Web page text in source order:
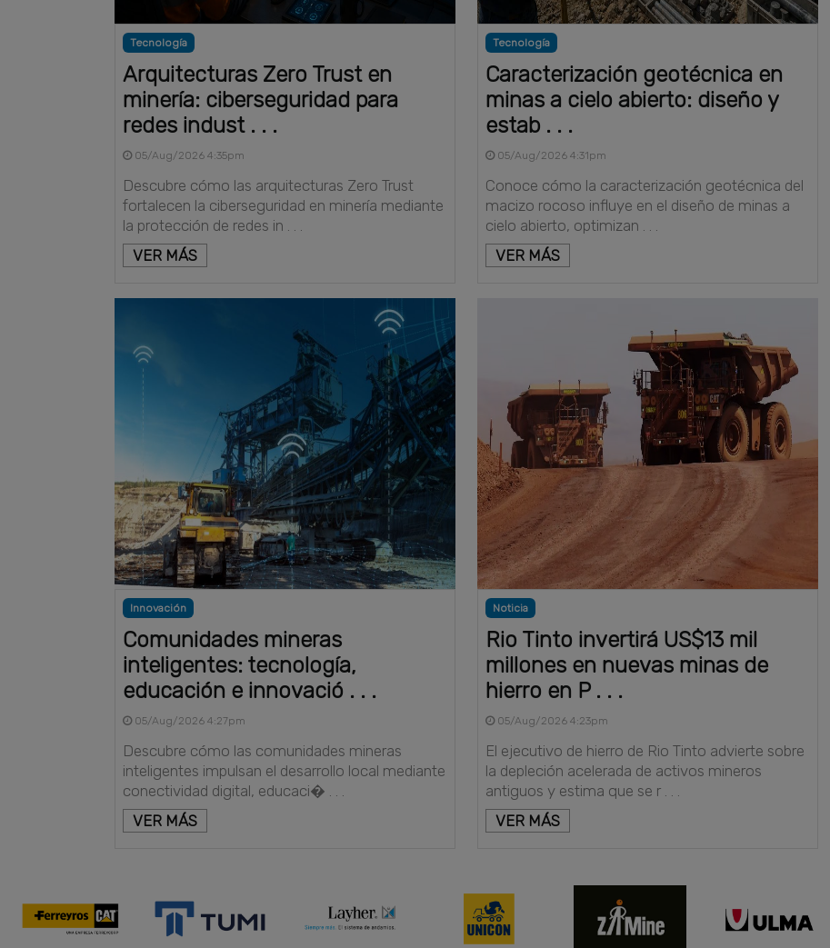
Tecnología
Arquitecturas Zero Trust en
minería: ciberseguridad para
redes indust . . .
05/Aug/2026 4:35pm
Descubre cómo las arquitecturas Zero Trust
fortalecen la ciberseguridad en minería mediante
la protección de redes in . . .
VER MÁS
Tecnología
Caracterización geotécnica en
minas a cielo abierto: diseño y
estab . . .
05/Aug/2026 4:31pm
Conoce cómo la caracterización geotécnica del
macizo rocoso influye en el diseño de minas a
cielo abierto, optimizan . . .
VER MÁS
Innovación
Comunidades mineras
inteligentes: tecnología,
educación e innovació . . .
05/Aug/2026 4:27pm
Descubre cómo las comunidades mineras
inteligentes impulsan el desarrollo local mediante
conectividad digital, educaci� . . .
VER MÁS
Noticia
Rio Tinto invertirá US$13 mil
millones en nuevas minas de
hierro en P . . .
05/Aug/2026 4:23pm
El ejecutivo de hierro de Rio Tinto advierte sobre
la depleción acelerada de activos mineros
antiguos y estima que se r . . .
VER MÁS